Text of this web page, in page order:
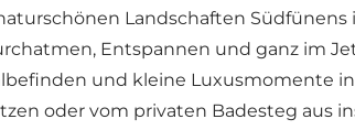
Landschaften Südfünens
Entspannen und ganz im
und kleine Luxusmomente
oder vom privaten Badesteg aus